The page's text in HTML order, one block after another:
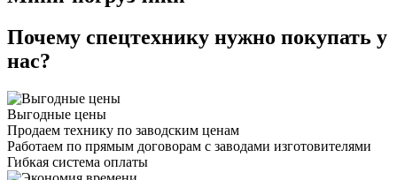
Почему спецтехнику нужно покупать у
нас?
Выгодные цены
Продаем технику по заводским ценам
Работаем по прямым договорам с заводами изготовителями
Гибкая система оплаты